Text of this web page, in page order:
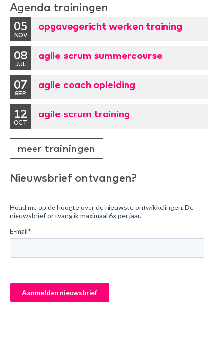
Agenda trainingen
05
NOV
opgavegericht werken training
08
JUL
agile scrum summercourse
07
SEP
agile coach opleiding
12
OCT
agile scrum training
meer trainingen
Nieuwsbrief ontvangen?